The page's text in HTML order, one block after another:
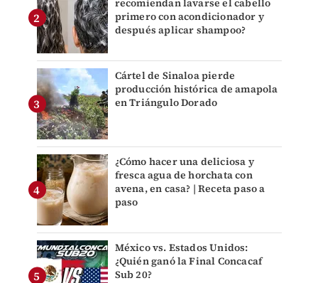
recomiendan lavarse el cabello
primero con acondicionador y
después aplicar shampoo?
Cártel de Sinaloa pierde
producción histórica de amapola
en Triángulo Dorado
¿Cómo hacer una deliciosa y
fresca agua de horchata con
avena, en casa? | Receta paso a
paso
México vs. Estados Unidos:
¿Quién ganó la Final Concacaf
Sub 20?